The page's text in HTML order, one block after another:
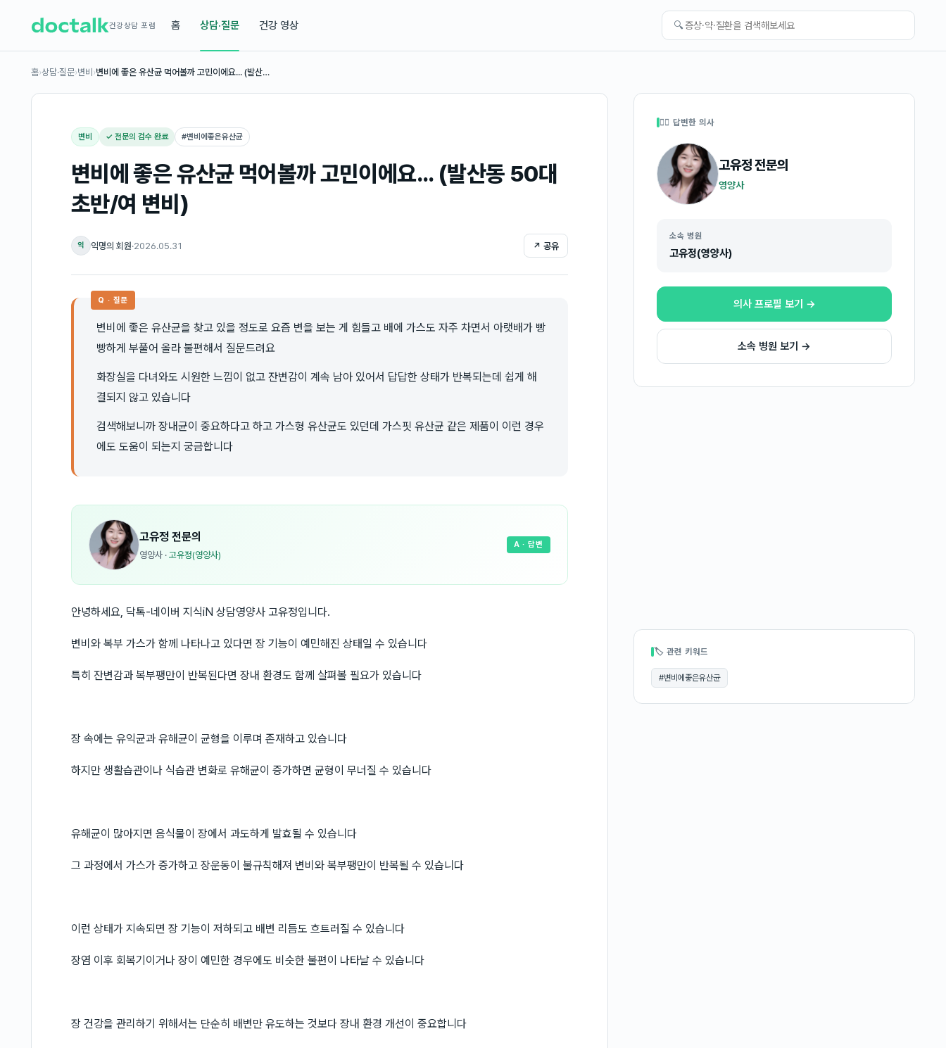
건강상담 포럼 홈 상담·질문 건강 영상 🔍
홈›상담·질문›변비 ›변비에 좋은 유산균 먹어볼까 고민이에요... (발산…
변비 ✓ 전문의 검수 완료 #변비에좋은유산균
변비에 좋은 유산균 먹어볼까 고민이에요... (발산동 50대
초반/여 변비)
익 익명의 회원·2026.05.31 ↗ 공유
Q · 질문
변비에 좋은 유산균을 찾고 있을 정도로 요즘 변을 보는 게 힘들고 배에 가스도 자주 차면서 아랫배가 빵
빵하게 부풀어 올라 불편해서 질문드려요
화장실을 다녀와도 시원한 느낌이 없고 잔변감이 계속 남아 있어서 답답한 상태가 반복되는데 쉽게 해
결되지 않고 있습니다
검색해보니까 장내균이 중요하다고 하고 가스형 유산균도 있던데 가스핏 유산균 같은 제품이 이런 경우
에도 도움이 되는지 궁금합니다
고유정 전문의
영양사 · 고유정(영양사)
A · 답변
안녕하세요, 닥톡-네이버 지식iN 상담영양사 고유정입니다.
변비와 복부 가스가 함께 나타나고 있다면 장 기능이 예민해진 상태일 수 있습니다
특히 잔변감과 복부팽만이 반복된다면 장내 환경도 함께 살펴볼 필요가 있습니다
장 속에는 유익균과 유해균이 균형을 이루며 존재하고 있습니다
하지만 생활습관이나 식습관 변화로 유해균이 증가하면 균형이 무너질 수 있습니다
유해균이 많아지면 음식물이 장에서 과도하게 발효될 수 있습니다
그 과정에서 가스가 증가하고 장운동이 불규칙해져 변비와 복부팽만이 반복될 수 있습니다
이런 상태가 지속되면 장 기능이 저하되고 배변 리듬도 흐트러질 수 있습니다
장염 이후 회복기이거나 장이 예민한 경우에도 비슷한 불편이 나타날 수 있습니다
장 건강을 관리하기 위해서는 단순히 배변만 유도하는 것보다 장내 환경 개선이 중요합니다
👩‍⚕️ 답변한 의사
고유정전문의
영양사
소속 병원
고유정(영양사)
의사 프로필 보기 →
소속 병원 보기 →
🏷 관련 키워드
#변비에좋은유산균